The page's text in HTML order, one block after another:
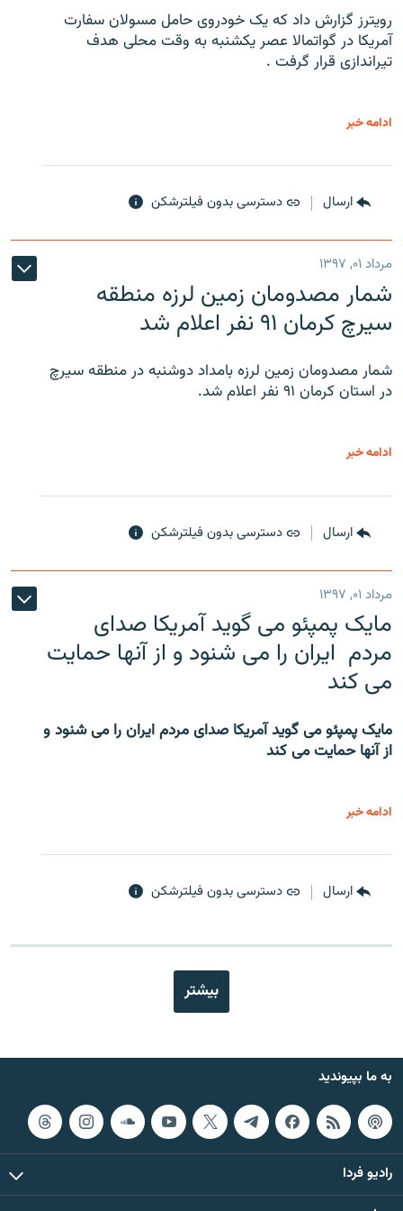
رویترز گزارش داد که یک خودروی حامل مسولان سفارت
آمریکا در گواتمالا عصر یکشنبه به وقت محلی هدف
تیراندازی قرار گرفت .
ادامه خبر
ارسال دسترسی بدون فیلترشکن
مرداد ۰۱, ۱۳۹۷
شمار مصدومان زمین لرزه منطقه
سیرچ کرمان ۹۱ نفر اعلام شد
شمار مصدومان زمین لرزه بامداد دوشنبه در منطقه سیرچ
در استان کرمان ۹۱ نفر اعلام شد.
ادامه خبر
ارسال دسترسی بدون فیلترشکن
مرداد ۰۱, ۱۳۹۷
مایک پمپئو می گوید آمریکا صدای
مردم ایران را می شنود و از آنها حمایت
می کند
مایک پمپئو می گوید آمریکا صدای مردم ایران را می شنود و
از آنها حمایت می کند
ادامه خبر
ارسال دسترسی بدون فیلترشکن
بیشتر
به ما بپیوندید
رادیو فردا